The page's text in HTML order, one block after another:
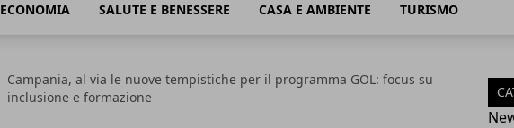
ECONOMIA SALUTE E BENESSERE CASA E AMBIENTE TURISMO
Campania, al via le nuove tempistiche per il programma GOL: focus su
inclusione e formazione